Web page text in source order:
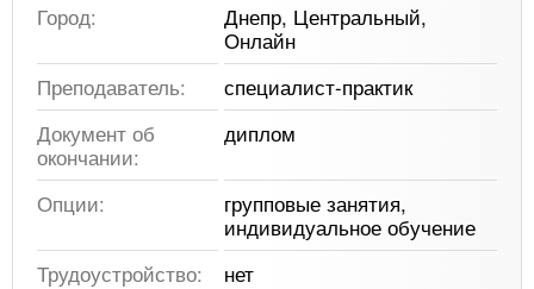
Город:
Днепр, Центральный,
Онлайн
Преподаватель:
специалист-практик
Документ об
окончании:
диплом
Опции:
групповые занятия,
индивидуальное обучение
Трудоустройство:
нет